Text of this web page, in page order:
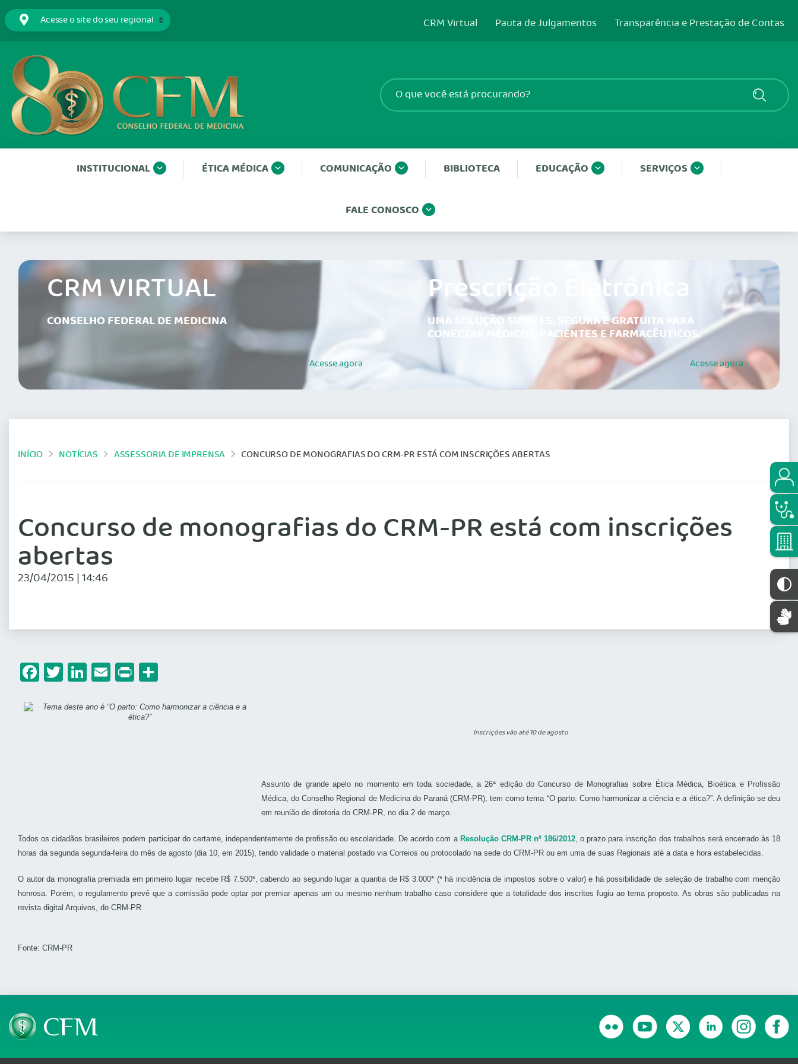
CRM Virtual Pauta de Julgamentos Transparência e Prestação de Contas
INSTITUCIONAL ÉTICA MÉDICA COMUNICAÇÃO BIBLIOTECA EDUCAÇÃO SERVIÇOS
FALE CONOSCO
CRM VIRTUAL
CONSELHO FEDERAL DE MEDICINA
Acesseagora
Prescrição Eletrônica
UMA SOLUÇÃO SIMPLES, SEGURA E GRATUITA PARA
CONECTAR MÉDICOS, PACIENTES E FARMACÊUTICOS.
Acesseagora
INÍCIO NOTÍCIAS ASSESSORIA DE IMPRENSA CONCURSO DE MONOGRAFIAS DO CRM-PR ESTÁ COM INSCRIÇÕES ABERTAS
Concurso de monografias do CRM-PR está com inscrições
abertas
23/04/2015 | 14:46
Facebook
Twitter
LinkedIn
Email
Print
Inscrições vão até 10 de agosto
Assunto de grande apelo no momento em toda sociedade, a 26ª edição do Concurso de Monografias sobre Ética Médica, Bioética e Profissão
Médica, do Conselho Regional de Medicina do Paraná (CRM-PR), tem como tema “O parto: Como harmonizar a ciência e a ética?”. A definição se deu
em reunião de diretoria do CRM-PR, no dia 2 de março.
Todos os cidadãos brasileiros podem participar do certame, independentemente de profissão ou escolaridade. De acordo com a Resolução CRM-PR nº 186/2012, o prazo para inscrição dos trabalhos será encerrado às 18
horas da segunda segunda-feira do mês de agosto (dia 10, em 2015), tendo validade o material postado via Correios ou protocolado na sede do CRM-PR ou em uma de suas Regionais até a data e hora estabelecidas.
O autor da monografia premiada em primeiro lugar recebe R$ 7.500*, cabendo ao segundo lugar a quantia de R$ 3.000* (* há incidência de impostos sobre o valor) e há possibilidade de seleção de trabalho com menção
honrosa. Porém, o regulamento prevê que a comissão pode optar por premiar apenas um ou mesmo nenhum trabalho caso considere que a totalidade dos inscritos fugiu ao tema proposto. As obras são publicadas na
revista digital Arquivos, do CRM-PR.
Fonte: CRM-PR